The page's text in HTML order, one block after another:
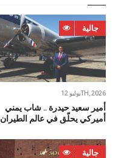
جالية
يوليو 12TH, 2026
أمير سعيد حيدرة .. شاب يمني
أميركي يحلّق في عالم الطيران
جالية